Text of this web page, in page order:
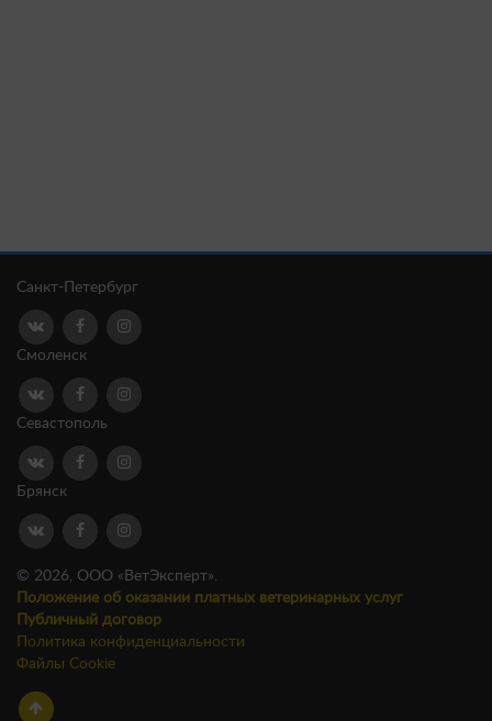
Санкт-Петербург
Смоленск
Севастополь
Брянск
© 2026, ООО «ВетЭксперт».
Положение об оказании платных ветеринарных услуг
Публичный договор
Политика конфиденциальности
Файлы Cookie